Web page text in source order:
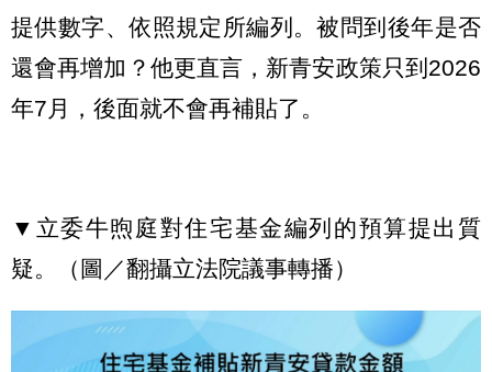
提供數字、依照規定所編列。被問到後年是否
還會再增加？他更直言，新青安政策只到2026
年7月，後面就不會再補貼了。
▼立委牛煦庭對住宅基金編列的預算提出質
疑。（圖／翻攝立法院議事轉播）